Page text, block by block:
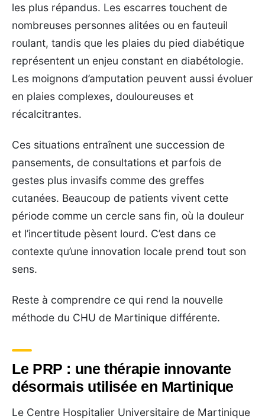
les plus répandus. Les escarres touchent de
nombreuses personnes alitées ou en fauteuil
roulant, tandis que les plaies du pied diabétique
représentent un enjeu constant en diabétologie.
Les moignons d’amputation peuvent aussi évoluer
en plaies complexes, douloureuses et
récalcitrantes.
Ces situations entraînent une succession de
pansements, de consultations et parfois de
gestes plus invasifs comme des greffes
cutanées. Beaucoup de patients vivent cette
période comme un cercle sans fin, où la douleur
et l’incertitude pèsent lourd. C’est dans ce
contexte qu’une innovation locale prend tout son
sens.
Reste à comprendre ce qui rend la nouvelle
méthode du CHU de Martinique différente.
Le PRP : une thérapie innovante
désormais utilisée en Martinique
Le Centre Hospitalier Universitaire de Martinique